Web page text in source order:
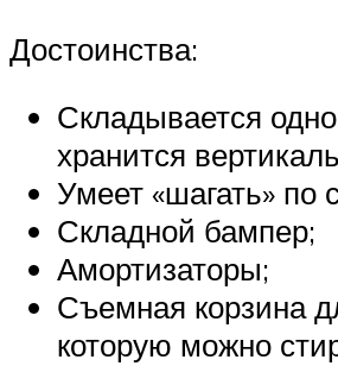
Достоинства:
Складывается
хранится
Умеет «шагать» по
Складной бампер;
Амортизаторы;
Съемная корзина
которую можно